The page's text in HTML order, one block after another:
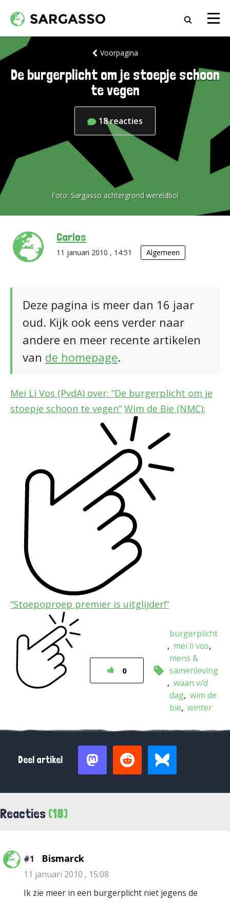
Voorpagina
De burgerplicht om je stoepje schoon
te vegen
18reacties
Foto: Sargasso achtergrond wereldbol
Carlos
11 januari 2010 , 14:51 Algemeen
Deze pagina is meer dan 16 jaar
oud. Kijk ook eens verder naar
andere en meer recente artikelen
van de homepage.
Mei Li Vos (PvdA) over: “De burgerplicht om je
stoepje schoon te vegen” Wim de Bie (NMC):
“Stoepoproep premier is uitglijder!”
0
burgerplicht
mei li vos
mens &
samenleving
waan v/d
dag wim de
bie winter
Deel artikel
Reacties (18)
#1 Bismarck
11 januari 2010 , 15:08
Ik zie meer in een burgerplicht niet jegens de